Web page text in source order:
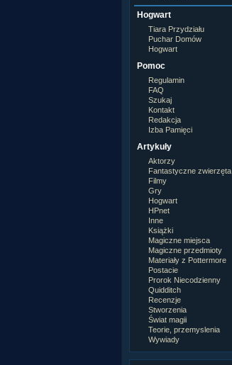
Hogwart
Tiara Przydziału
Puchar Domów
Hogwart
Pomoc
Regulamin
FAQ
Szukaj
Kontakt
Redakcja
Izba Pamięci
Artykuły
Aktorzy
Fantastyczne zwierzęta
Filmy
Gry
Hogwart
HPnet
Inne
Książki
Magiczne miejsca
Magiczne przedmioty
Materiały z Pottermore
Postacie
Prorok Niecodzienny
Quidditch
Recenzje
Stworzenia
Świat magii
Teorie, przemyslenia
Wywiady